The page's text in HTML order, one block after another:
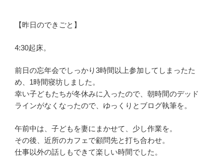
【昨日のできごと】
4:30起床。
前日の忘年会でしっかり3時間以上参加してしまったた
め、1時間寝坊しました。
幸い子どもたちが冬休みに入ったので、朝時間のデッド
ラインがなくなったので、ゆっくりとブログ執筆を。
午前中は、子どもを妻にまかせて、少し作業を。
その後、近所のカフェで顧問先と打ち合わせ。
仕事以外の話しもできて楽しい時間でした。